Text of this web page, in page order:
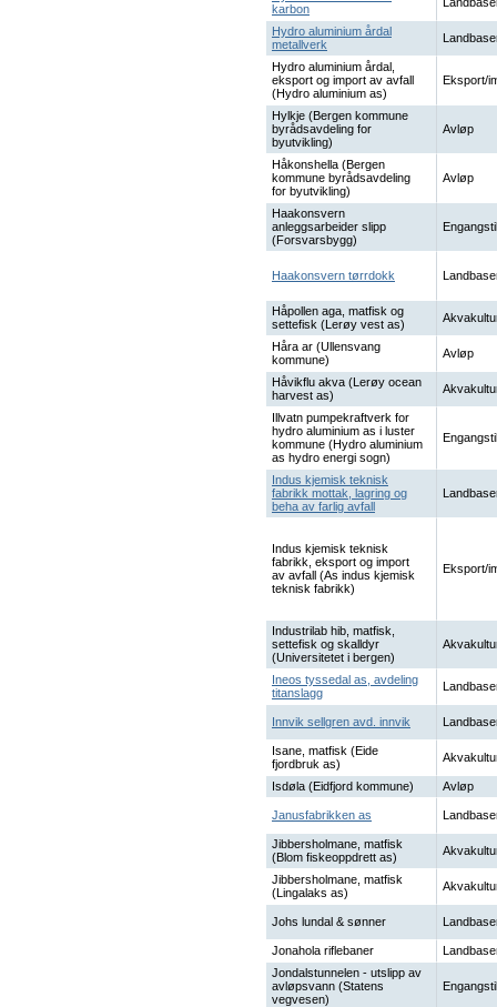
karbon
Hydro aluminium årdal
metallverk
Hydro aluminium årdal,
eksport og import av avfall
(Hydro aluminium as)
Eksport/
Hylkje (Bergen kommune
byrådsavdeling for
byutvikling)
Avløp
Håkonshella (Bergen
kommune byrådsavdeling
for byutvikling)
Avløp
Haakonsvern
anleggsarbeider slipp
(Forsvarsbygg)
Haakonsvern tørrdokk
Håpollen aga, matfisk og
settefisk (Lerøy vest as)
Håra ar (Ullensvang
kommune)
Avløp
Håvikflu akva (Lerøy ocean
harvest as)
Illvatn pumpekraftverk for
hydro aluminium as i luster
kommune (Hydro aluminium
as hydro energi sogn)
Indus kjemisk teknisk
fabrikk mottak, lagring og
beha av farlig avfall
Indus kjemisk teknisk
fabrikk, eksport og import
av avfall (As indus kjemisk
teknisk fabrikk)
Eksport/
Industrilab hib, matfisk,
settefisk og skalldyr
(Universitetet i bergen)
Ineos tyssedal as, avdeling
titanslagg
Innvik sellgren avd. innvik
Isane, matfisk (Eide
fjordbruk as)
Isdøla (Eidfjord kommune) Avløp
Janusfabrikken as
Jibbersholmane, matfisk
(Blom fiskeoppdrett as)
Jibbersholmane, matfisk
(Lingalaks as)
Johs lundal & sønner
Jonahola riflebaner
Jondalstunnelen - utslipp av
avløpsvann (Statens
vegvesen)